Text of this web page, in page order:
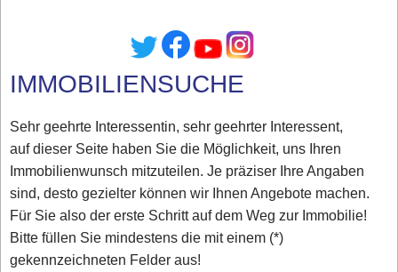
IMMOBILIENSUCHE
Sehr geehrte Interessentin, sehr geehrter Interessent,
auf dieser Seite haben Sie die Möglichkeit, uns Ihren
Immobilienwunsch mitzuteilen. Je präziser Ihre Angaben
sind, desto gezielter können wir Ihnen Angebote machen.
Für Sie also der erste Schritt auf dem Weg zur Immobilie!
Bitte füllen Sie mindestens die mit einem (*)
gekennzeichneten Felder aus!